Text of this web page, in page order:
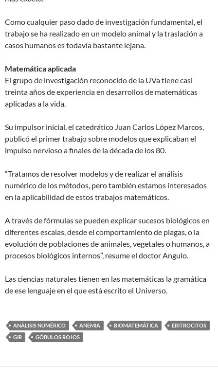
Como cualquier paso dado de investigación fundamental, el
trabajo se ha realizado en un modelo animal y la traslación a
casos humanos es todavía bastante lejana.
Matemática aplicada
El grupo de investigación reconocido de la UVa tiene casi
treinta años de experiencia en desarrollos de matemáticas
aplicadas a la vida.
Su impulsor inicial, el catedrático Juan Carlos López Marcos,
publicó el primer trabajo sobre modelos que explicaban el
impulso nervioso a finales de la década de los 80.
“Tratamos de resolver modelos y de realizar el análisis
numérico de los métodos, pero también estamos interesados
en la aplicabilidad de estos trabajos matemáticos.
A través de fórmulas se pueden explicar sucesos biológicos en
diferentes escalas, desde el comportamiento de plagas, o la
evolución de poblaciones de animales, vegetales o humanos, a
procesos biológicos internos”, resume el doctor Angulo.
Las ciencias naturales tienen en las matemáticas la gramática
de ese lenguaje en el que está escrito el Universo.
ANÁLISIS NUMÉRICO ANEMIA BIOMATEMÁTICA
ERITROCITOS
GIR
GÓBULOS ROJOS